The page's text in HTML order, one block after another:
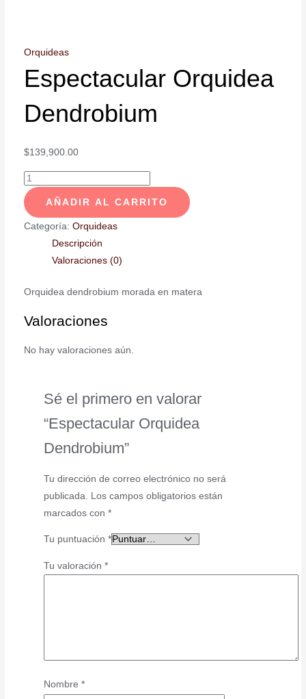
Orquideas
Espectacular Orquidea
Dendrobium
$139,900.00
AÑADIR AL CARRITO
Categoría: Orquideas
Descripción
Valoraciones (0)
Orquidea dendrobium morada en matera
Valoraciones
No hay valoraciones aún.
Sé el primero en valorar
“Espectacular Orquidea
Dendrobium”
Tu dirección de correo electrónico no será
publicada.
Los campos obligatorios están
marcados con *
Tu puntuación *
Tu valoración *
Nombre *